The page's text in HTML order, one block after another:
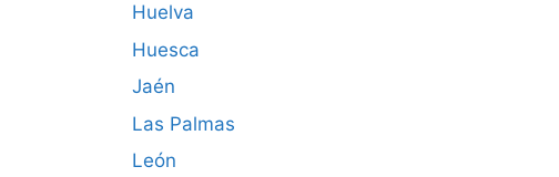
Huelva
Huesca
Jaén
Las Palmas
León